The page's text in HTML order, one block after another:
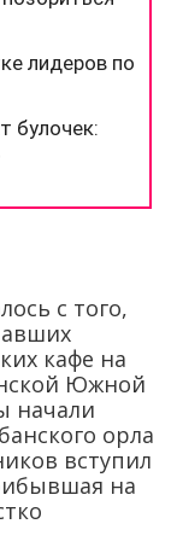
с того,
кафе на
Южной
начали
орла
вступил
на